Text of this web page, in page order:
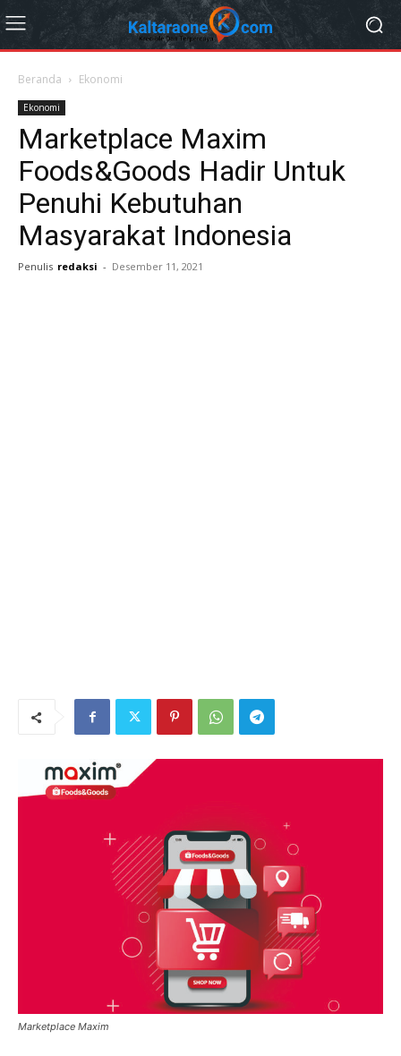
Beranda Ekonomi
Ekonomi
Marketplace Maxim
Foods&Goods Hadir Untuk
Penuhi Kebutuhan
Masyarakat Indonesia
Penulis redaksi - Desember 11, 2021
Marketplace Maxim